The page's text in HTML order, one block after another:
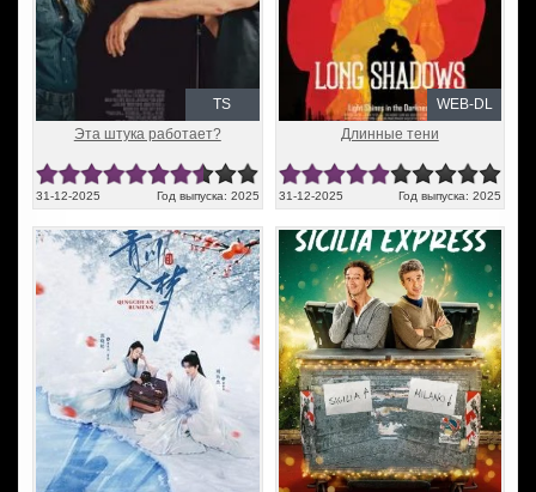
TS
Эта штука работает?
31-12-2025 Год выпуска: 2025
WEB-DL
Длинные тени
31-12-2025 Год выпуска: 2025